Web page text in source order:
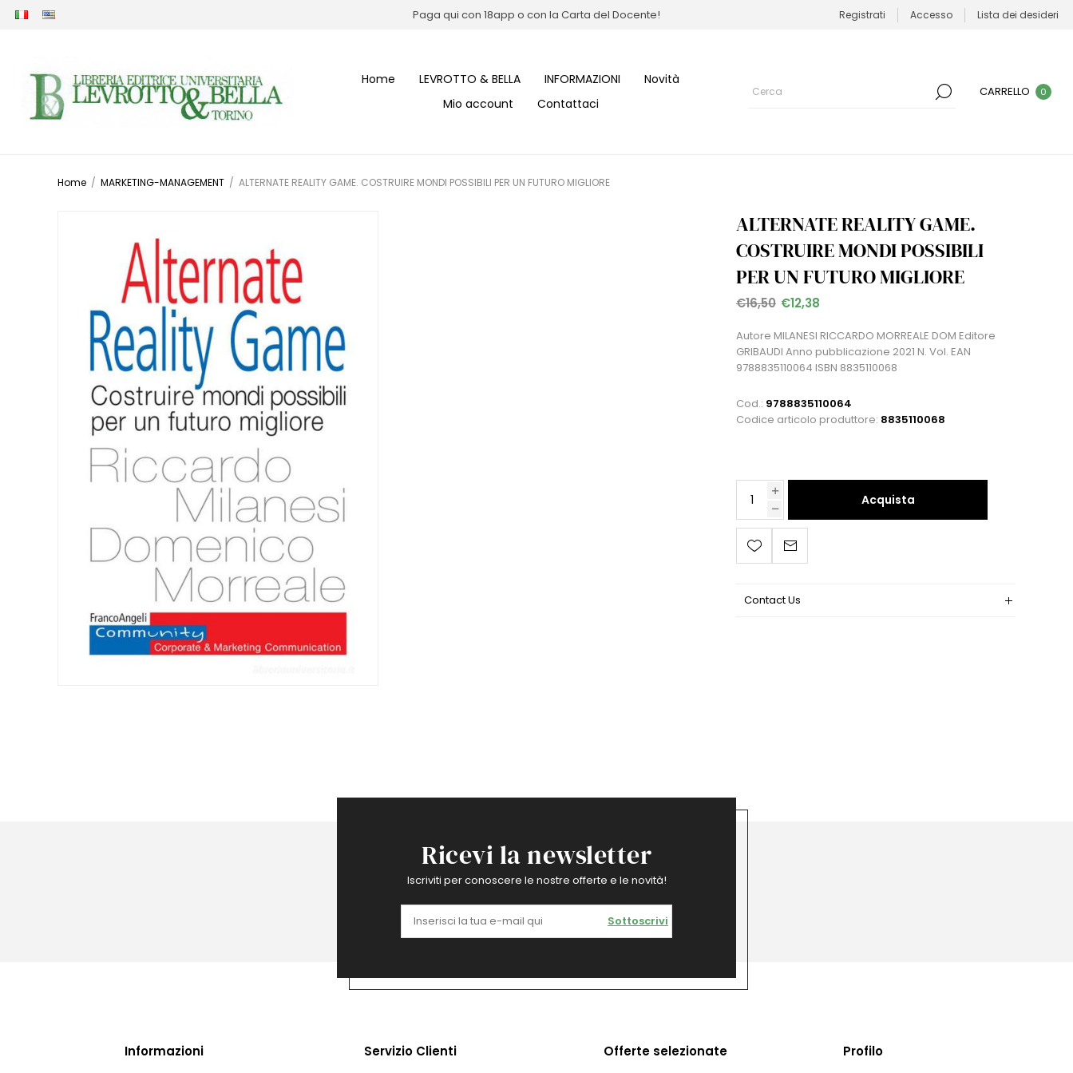
Paga qui con 18app o con la Carta del Docente! Registrati Accesso Lista dei desideri
Home LEVROTTO & BELLA INFORMAZIONI
Novità
Mio account
Contattaci
CARRELLO 0
Home / MARKETING-MANAGEMENT / ALTERNATE REALITY GAME. COSTRUIRE MONDI POSSIBILI PER UN FUTURO MIGLIORE
ALTERNATE REALITY GAME.
COSTRUIRE MONDI POSSIBILI
PER UN FUTURO MIGLIORE
€16,50 €12,38
Autore MILANESI RICCARDO MORREALE DOM Editore
GRIBAUDI Anno pubblicazione 2021 N. Vol. EAN
9788835110064 ISBN 8835110068
Cod.: 9788835110064
Codice articolo produttore: 8835110068
Acquista
Contact Us
Ricevi la newsletter
Iscriviti per conoscere le nostre offerte e le novità!
Sottoscrivi
Informazioni Servizio Clienti Offerte selezionate Profilo